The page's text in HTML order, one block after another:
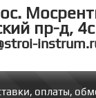
пр-д,
оплаты,